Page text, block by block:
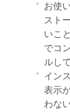
１．許
(1) キ
のた
通じ
と言
契約書
の記
ター
お使
スト
いこ
でコ
ルし
イン
表示
わな